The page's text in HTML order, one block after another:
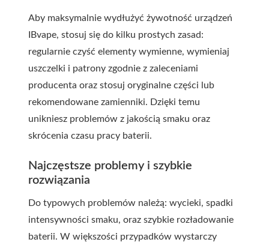
Aby maksymalnie wydłużyć żywotność urządzeń
IBvape, stosuj się do kilku prostych zasad:
regularnie czyść elementy wymienne, wymieniaj
uszczelki i patrony zgodnie z zaleceniami
producenta oraz stosuj oryginalne części lub
rekomendowane zamienniki. Dzięki temu
unikniesz problemów z jakością smaku oraz
skrócenia czasu pracy baterii.
Najczęstsze problemy i szybkie
rozwiązania
Do typowych problemów należą: wycieki, spadki
intensywności smaku, oraz szybkie rozładowanie
baterii. W większości przypadków wystarczy